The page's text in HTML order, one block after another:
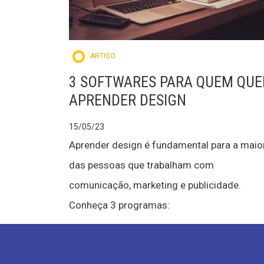
ARTIGO
3 SOFTWARES PARA QUEM
APRENDER DESIGN
15/05/23
Aprender design é fundamental para a
das pessoas que trabalham com
comunicação, marketing e publicidade.
Conheça 3 programas: